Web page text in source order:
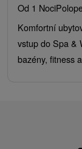
Od 1 Noci
Komfortní
vstup do Spa &
bazény, fitness